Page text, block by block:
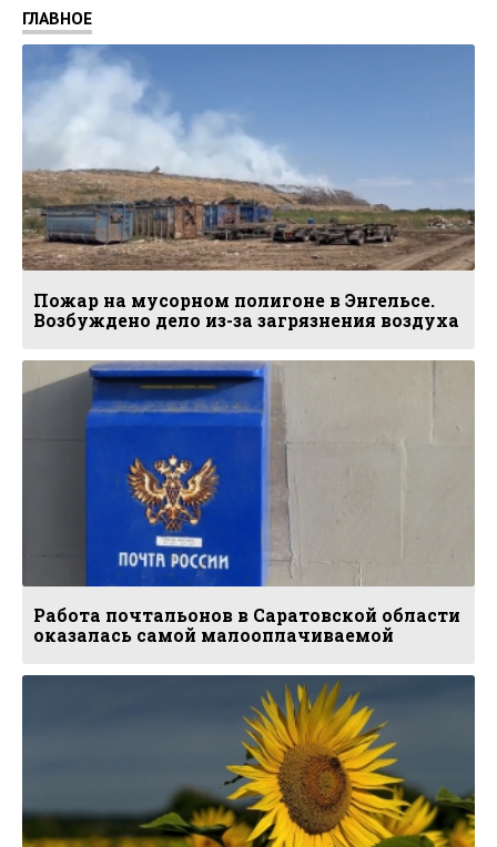
ГЛАВНОЕ
Пожар на мусорном полигоне в Энгельсе.
Возбуждено дело из-за загрязнения воздуха
Работа почтальонов в Саратовской области
оказалась самой малооплачиваемой